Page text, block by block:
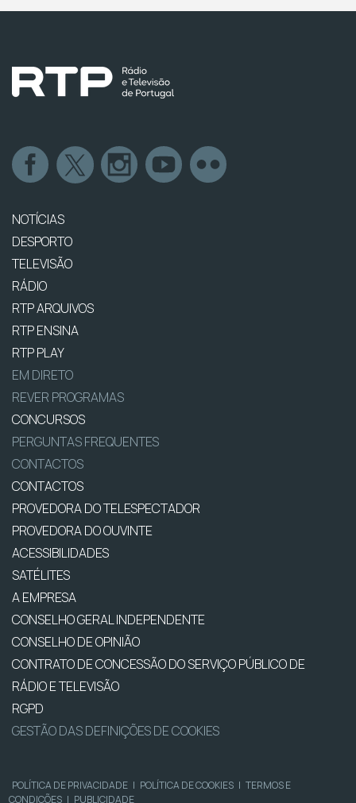
NOTÍCIAS
DESPORTO
TELEVISÃO
RÁDIO
RTP ARQUIVOS
RTP ENSINA
RTP PLAY
EM DIRETO
REVER PROGRAMAS
CONCURSOS
PERGUNTAS FREQUENTES
CONTACTOS
CONTACTOS
PROVEDORA DO TELESPECTADOR
PROVEDORA DO OUVINTE
ACESSIBILIDADES
SATÉLITES
A EMPRESA
CONSELHO GERAL INDEPENDENTE
CONSELHO DE OPINIÃO
CONTRATO DE CONCESSÃO DO SERVIÇO PÚBLICO DE
RÁDIO E TELEVISÃO
RGPD
GESTÃO DAS DEFINIÇÕES DE COOKIES
POLÍTICA DE PRIVACIDADE | POLÍTICA DE COOKIES | TERMOS E
CONDIÇÕES | PUBLICIDADE